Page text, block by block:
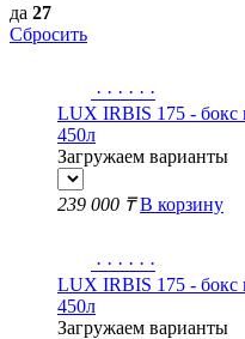
да 27
Сбросить
· · · · · ·
LUX IRBIS 175 -
450л
Загружаем варианты
239 000 ₸ В корзину
· · · · · ·
LUX IRBIS 175 -
450л
Загружаем варианты